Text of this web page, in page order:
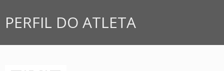
PERFIL DO ATLETA